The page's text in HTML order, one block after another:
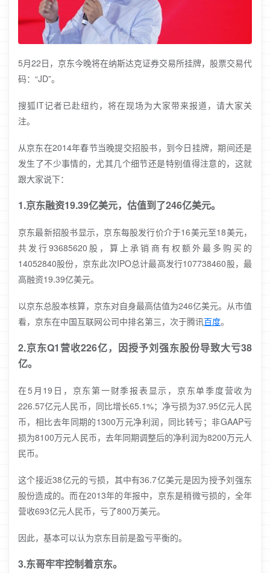
5月22日，京东今晚将在纳斯达克证券交易所挂牌，股票交易代
码：“JD”。
搜狐IT记者已赴纽约，将在现场为大家带来报道，请大家关
注。
从京东在2014年春节当晚提交招股书，到今日挂牌，期间还是
发生了不少事情的，尤其几个细节还是特别值得注意的，这就
跟大家说下：
1.京东融资19.39亿美元，估值到了246亿美元。
京东最新招股书显示，京东每股发行价介于16美元至18美元，
共发行93685620股，算上承销商有权额外最多购买的
14052840股份，京东此次IPO总计最高发行107738460股，最
高融资19.39亿美元。
以京东总股本核算，京东对自身最高估值为246亿美元。从市值
看，京东在中国互联网公司中排名第三，次于腾讯百度。
2.京东Q1营收226亿，因授予刘强东股份导致大亏38
亿。
在5月19日，京东第一财季报表显示，京东单季度营收为
226.57亿元人民币，同比增长65.1%；净亏损为37.95亿元人民
币，相比去年同期的1300万元净利润，同比转亏；非GAAP亏
损为8100万元人民币，去年同期调整后的净利润为8200万元人
民币。
这个接近38亿元的亏损，其中有36.7亿美元是因为授予刘强东
股份造成的。而在2013年的年报中，京东是稍微亏损的，全年
营收693亿元人民币，亏了800万美元。
因此，基本可以认为京东目前是盈亏平衡的。
3.东哥牢牢控制着京东。